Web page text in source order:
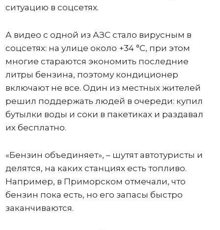
ситуацию в соцсетях.
А видео с одной из АЗС стало вирусным в
соцсетях: на улице около +34 °C, при этом
многие стараются экономить последние
литры бензина, поэтому кондиционер
включают не все. Один из местных жителей
решил поддержать людей в очереди: купил
бутылки воды и соки в пакетиках и раздавал
их бесплатно.
«Бензин объединяет», – шутят автотуристы и
делятся, на каких станциях есть топливо.
Например, в Приморском отмечали, что
бензин пока есть, но его запасы быстро
заканчиваются.